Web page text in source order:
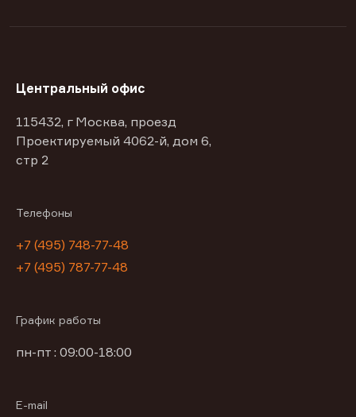
Центральный офис
115432, г Москва, проезд
Проектируемый 4062-й, дом 6,
стр 2
Телефоны
+7 (495) 748-77-48
+7 (495) 787-77-48
График работы
пн-пт : 09:00-18:00
E-mail